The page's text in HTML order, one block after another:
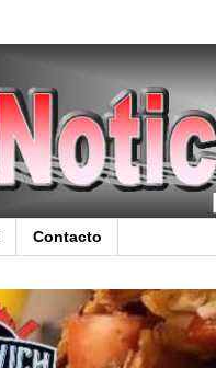
Contacto